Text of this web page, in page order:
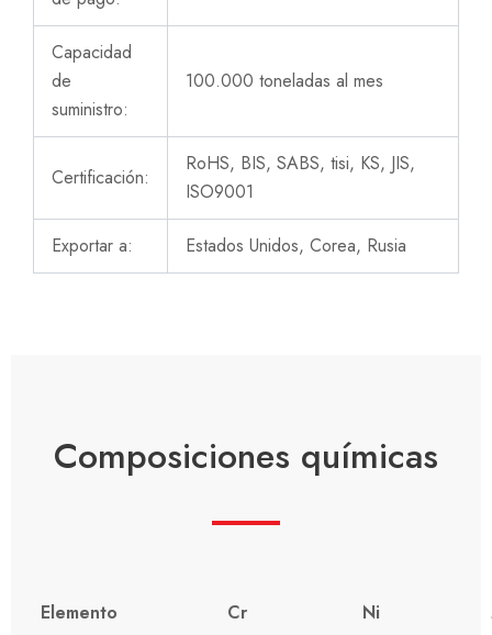
Capacidad
de
suministro:
100.000 toneladas al mes
Certificación:
RoHS, BIS, SABS, tisi, KS, JIS,
ISO9001
Exportar a: Estados Unidos, Corea, Rusia
Composiciones químicas
Elemento Cr Ni